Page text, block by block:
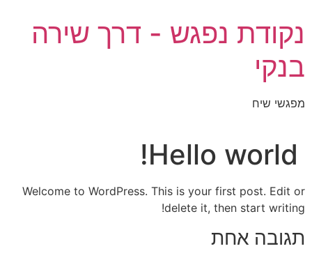
לתוכן
נקודת נפגש - דרך שירה
בנקי
מפגשי שיח
Hello world!
Welcome to WordPress. This is your first post. Edit or
delete it, then start writing!
תגובה אחת